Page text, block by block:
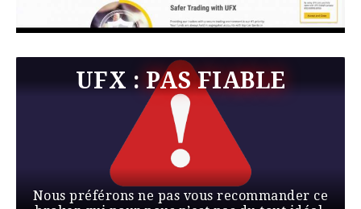
UFX : PAS FIABLE
Nous préférons ne pas vous recommander ce